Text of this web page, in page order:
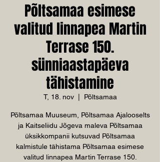
Põltsamaa esimese
valitud linnapea Martin
Terrase 150.
sünniaastapäeva
tähistamine
T, 18. nov
  |
Põltsamaa
Põltsamaa Muuseum, Põltsamaa Ajalooselts
ja Kaitseliidu Jõgeva maleva Põltsamaa
üksikkompanii kutsuvad Põltsamaa
kalmistule tähistama Põltsamaa esimese
valitud linnapea Martin Terrase 150.